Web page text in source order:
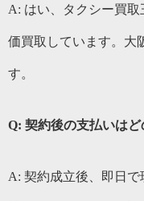
A: はい、タクシー買
価買取しています。大
す。
Q: 契約後の支払いは
A: 契約成立後、即日